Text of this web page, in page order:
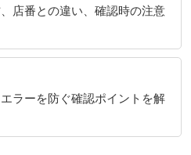
店番との違い、確認時の注意
ラーを防ぐ確認ポイントを解